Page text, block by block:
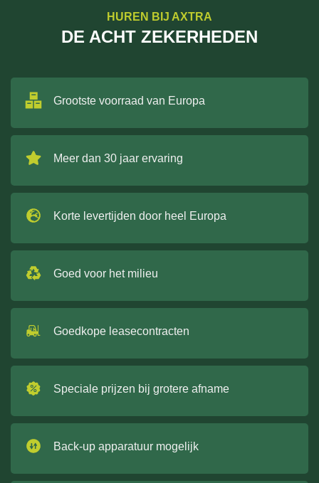
HUREN BIJ AXTRA
DE ACHT ZEKERHEDEN
Grootste voorraad van Europa
Meer dan 30 jaar ervaring
Korte levertijden door heel Europa
Goed voor het milieu
Goedkope leasecontracten
Speciale prijzen bij grotere afname
Back-up apparatuur mogelijk